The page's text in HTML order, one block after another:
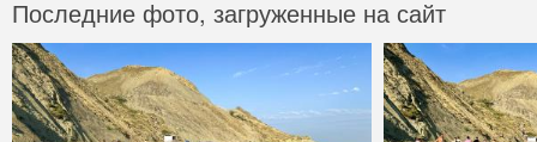
Последние фото, загруженные на сайт